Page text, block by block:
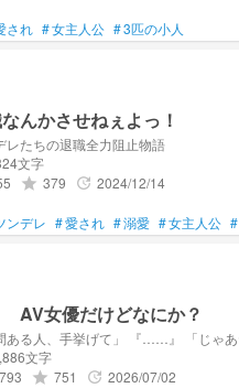
され #女主人公 #3匹の小人
んかさせねぇよっ！
レたちの退職全力阻止物語
文字
grade 379 update 2024/12/14
ンデレ #愛され #溺愛 #女主人公 #
女優だけどなにか？
文字
grade 751 update 2026/07/02